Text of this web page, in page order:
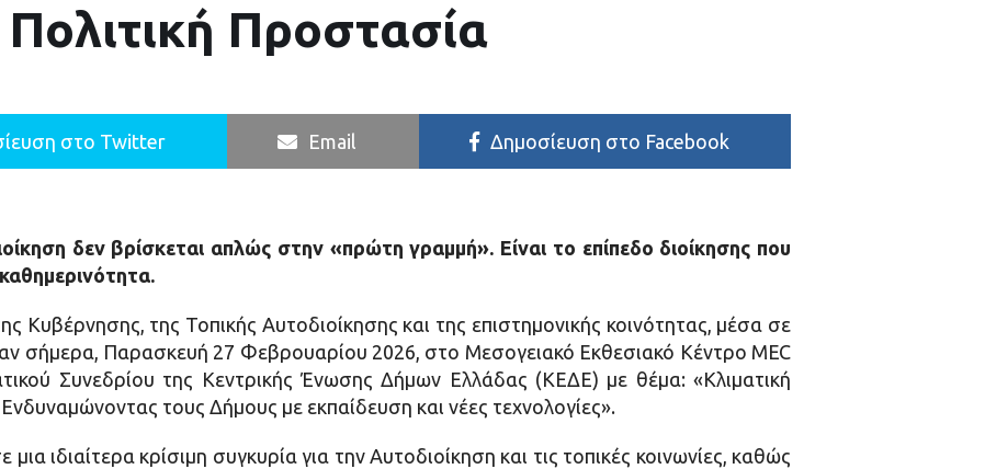
Πολιτική Προστασία
στο Twitter Email Δημοσίευση στο Facebook
δεν βρίσκεται απλώς στην «πρώτη γραμμή». Είναι το επίπεδο διοίκησης που
της Τοπικής Αυτοδιοίκησης και της επιστημονικής κοινότητας, μέσα σε
σήμερα, Παρασκευή 27 Φεβρουαρίου 2026, στο Μεσογειακό Εκθεσιακό Κέντρο MEC
Συνεδρίου της Κεντρικής Ένωσης Δήμων Ελλάδας (ΚΕΔΕ) με θέμα: «Κλιματική
τους Δήμους με εκπαίδευση και νέες τεχνολογίες».
ιδιαίτερα κρίσιμη συγκυρία για την Αυτοδιοίκηση και τις τοπικές κοινωνίες, καθώς